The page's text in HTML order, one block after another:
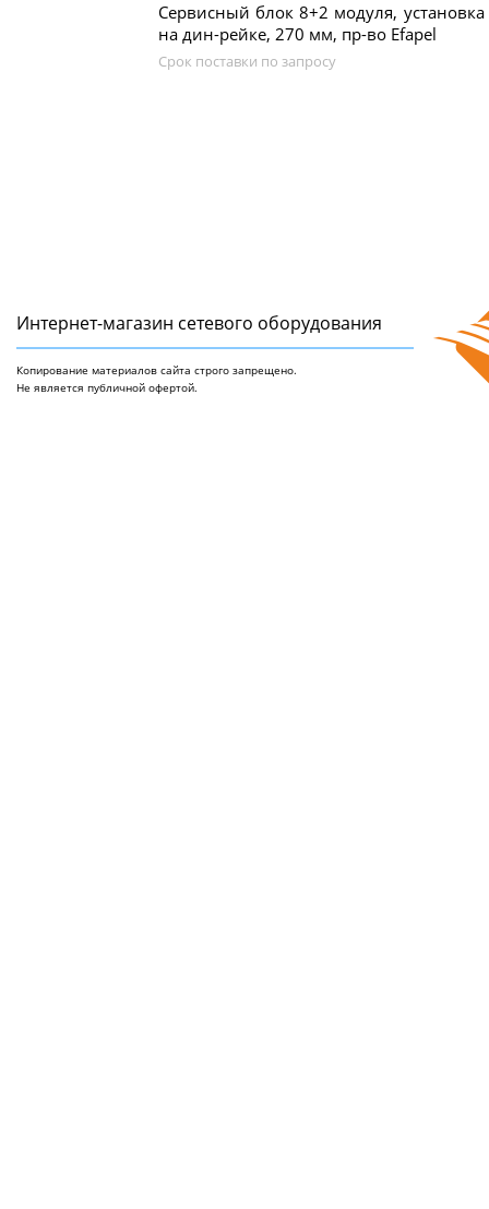
Сервисный блок 8+2 модуля, установка
на дин-рейке, 270 мм, пр-во Efapel
Срок поставки по запросу
Интернет-магазин сетeвого оборудования
Копирование материалов сайта строго запрещено.
Не является публичной офертой.